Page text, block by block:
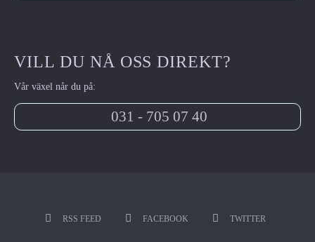
VILL DU NÅ OSS DIREKT?
Vår växel når du på:
031 - 705 07 40
RSS FEED FACEBOOK TWITTER